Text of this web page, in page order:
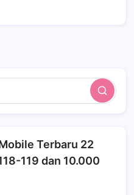
Search
Terbaru 22
119 dan 10.000